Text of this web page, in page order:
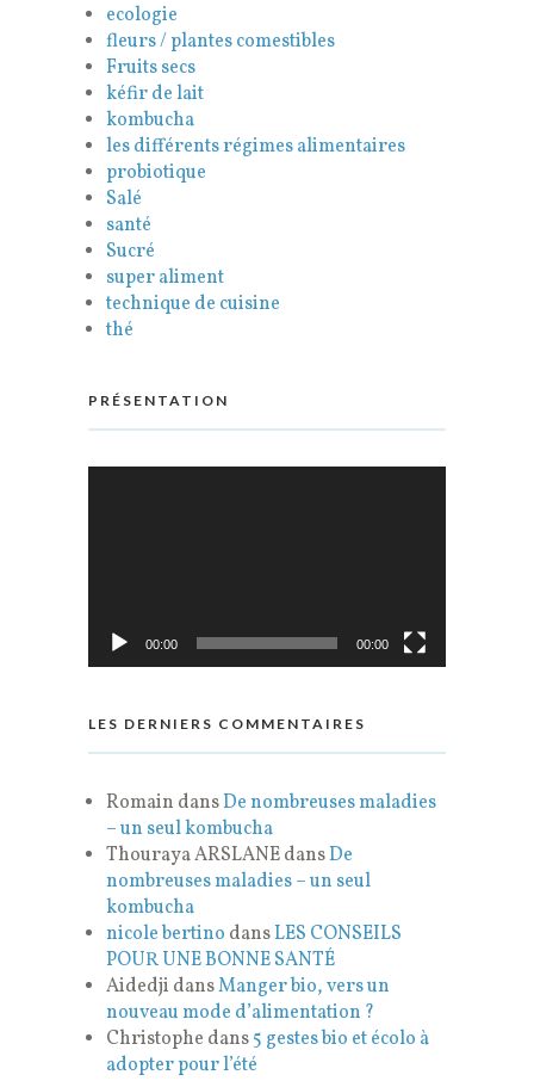
ecologie
fleurs / plantes comestibles
Fruits secs
kéfir de lait
kombucha
les différents régimes alimentaires
probiotique
Salé
santé
Sucré
super aliment
technique de cuisine
thé
PRÉSENTATION
00:00 00:00
LES DERNIERS COMMENTAIRES
Romain dansDe nombreuses maladies
– un seul kombucha
Thouraya ARSLANEdansDe
nombreuses maladies – un seul
kombucha
nicole bertino dansLES CONSEILS
POUR UNE BONNE SANTÉ
Aidedji dansManger bio, vers un
nouveau mode d’alimentation ?
Christophe dans5 gestes bio et écolo à
adopter pour l’été